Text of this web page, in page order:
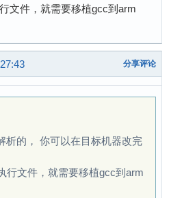
文件，就需要移植gcc到arm
分享评论
析的， 你可以在目标机器改完
行文件，就需要移植gcc到arm